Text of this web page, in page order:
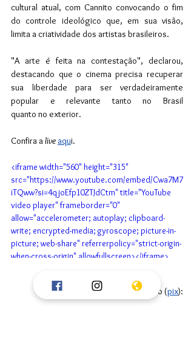
cultural atual, com Cannito convocando o fim
do controle ideológico que, em sua visão,
limita a criatividade dos artistas brasileiros.
"A arte é feita na contestação", declarou,
destacando que o cinema precisa recuperar
sua liberdade para ser verdadeiramente
popular e relevante tanto no Brasil
quanto no exterior.
Confira a live aqui.
<iframe width="560" height="315"
src="https://www.youtube.com/embed/Cwa7M7
iTQww?si=4qjoEfp10ZTJdCtm" title="YouTube
video player" frameborder="0"
allow="accelerometer; autoplay; clipboard-
write; encrypted-media; gyroscope; picture-in-
picture; web-share" referrerpolicy="strict-origin-
when-cross-origin" allowfullscreen></iframe>
Contribua com nosso trabalho (pix):